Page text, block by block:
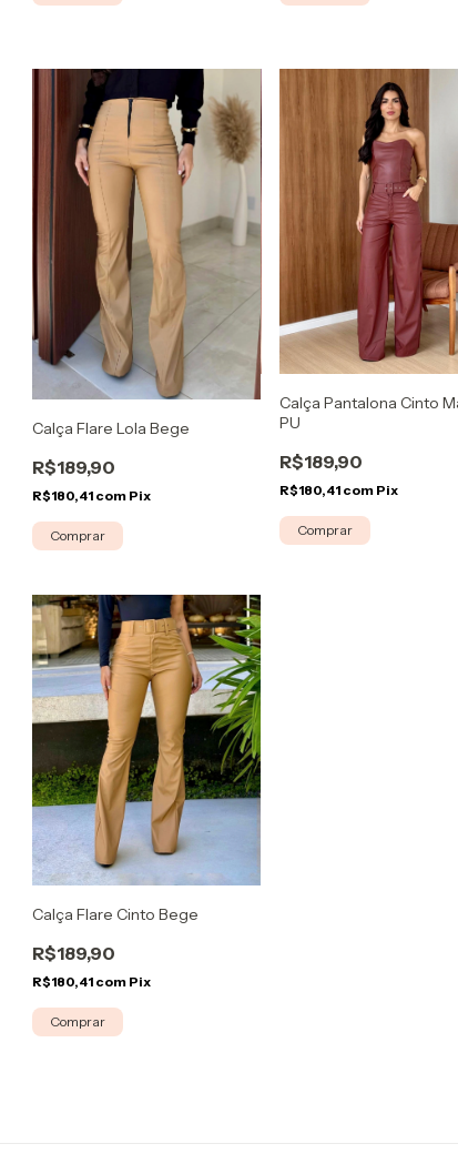
Calça Flare Lola Bege
R$189,90
R$180,41 com Pix
Comprar
Calça Pantalona Cinto
PU
R$189,90
R$180,41 com Pix
Comprar
Calça Flare Cinto Bege
R$189,90
R$180,41 com Pix
Comprar